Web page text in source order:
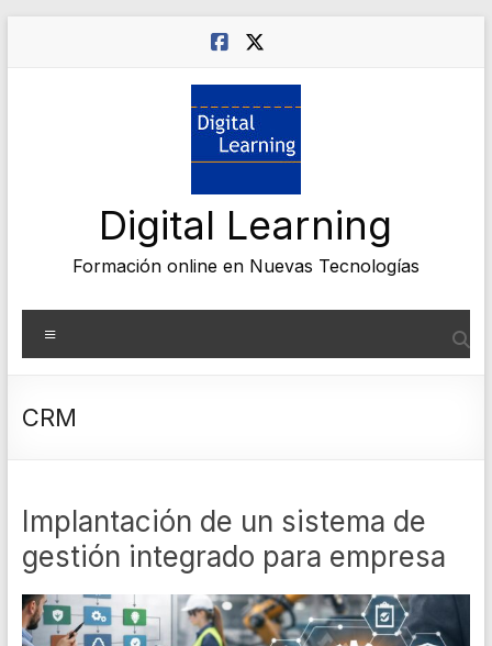
Digital Learning
Formación online en Nuevas Tecnologías
CRM
Implantación de un sistema de
gestión integrado para empresa